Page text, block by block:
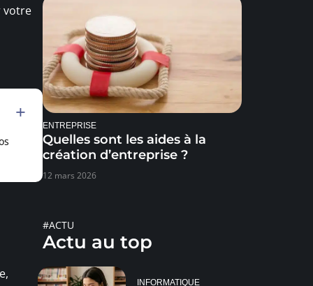
votre
ENTREPRISE
Quelles sont les aides à la
création d’entreprise ?
12 mars 2026
#ACTU
Actu au top
INFORMATIQUE